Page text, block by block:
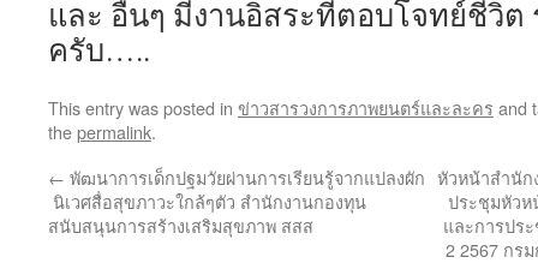
และ อื่นๆ มีงานอิสระที่ตอบโจทย์ชีวิ
ครับ…..
This entry was posted in ข่าวสารวงการภาพยนตร์และละคร and
thepermalink.
← พัฒนาการเด็กปฐมวัยผ่านการเรียนรู้จากแปลงผัก
นิเวศสื่อสุขภาวะใกล้ๆตัว สำนักงานกองทุน
สนับสนุนการสร้างเสริมสุขภาพ สสส
หัวหน้าสำนัก
ประชุมหัวห
และการปร
2 2567 กร